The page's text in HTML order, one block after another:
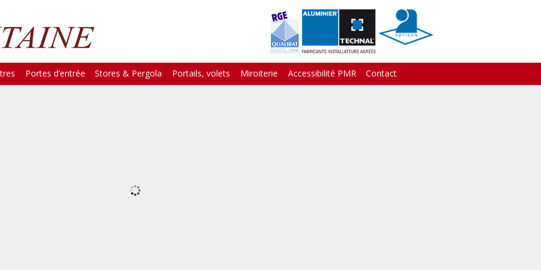
Portes d’entrée Stores & Pergola Portails, volets Miroiterie Accessibilité PMR Contact